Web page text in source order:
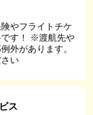
やフライトチケ
です！ ※渡航先や
外があります。
い
ス